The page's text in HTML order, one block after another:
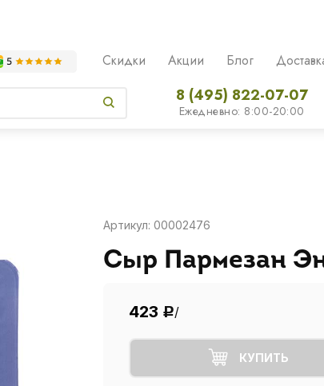
Скидки Акции Блог
8 (495) 822-07-07
Ежедневно: 8:00-20:00
Артикул: 00002476
Сыр Пармезан
423 Р/
КУПИТЬ